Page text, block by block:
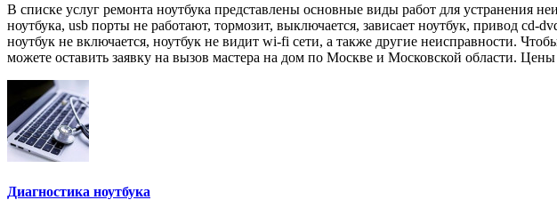
В списке услуг ремонта ноутбука представлены основные виды работ для устранения
ноутбука, usb порты не работают, тормозит, выключается, зависает ноутбук, привод cd-
ноутбук не включается, ноутбук не видит wi-fi сети, а также другие неисправности.
можете оставить заявку на вызов мастера на дом по Москве и Московской области.
Диагностика ноутбука